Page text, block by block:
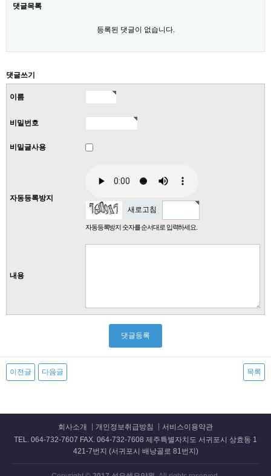
댓글목록
등록된 댓글이 없습니다.
댓글쓰기
이름
비밀번호
비밀글사용
자동등록방지
새로고침
자동등록방지 숫자를 순서대로 입력하세요.
내용
이전글 다음글 목록
회사소개 개인정보취급방침
서비스이용약관
TEL. 064-732-7607 FAX. 064-732-7608 제주특별자치도 서귀포시 상효동 1
421-7번지 (서귀포시 배낭골로 81번지)